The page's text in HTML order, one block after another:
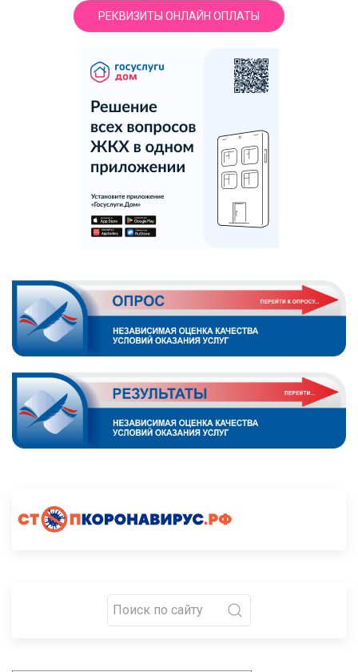
РЕКВИЗИТЫ ОНЛАЙН ОПЛАТЫ